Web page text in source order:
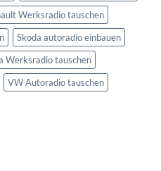
Werksradio tauschen
Skoda autoradio einbauen
Werksradio tauschen
VW Autoradio tauschen